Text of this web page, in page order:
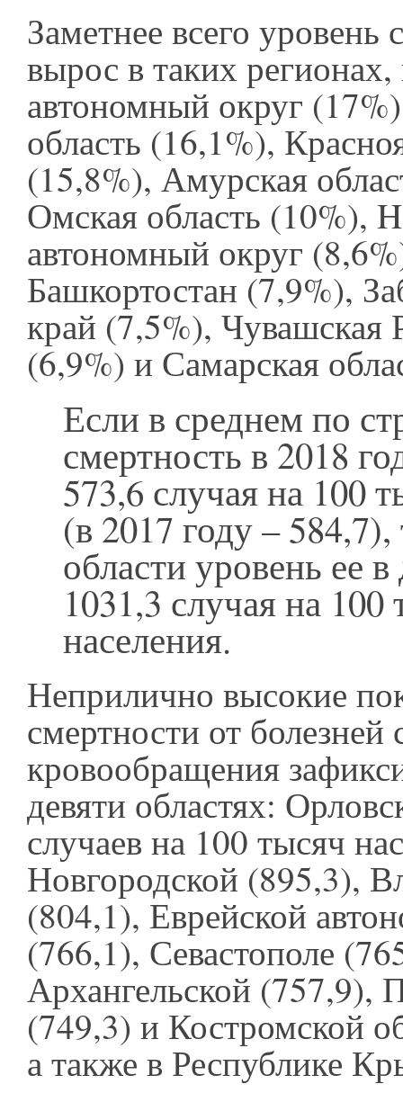
Заметнее всего уровень
вырос в таких
автономный округ
область (16,1%),
(15,8%), Амурская
Омская область (10%),
автономный округ
Башкортостан (7,9%),
край (7,5%), Чувашская
(6,9%) и Самарская
Если в среднем по
смертность в 2018
573,6 случая на 100
(в 2017 году –
области уровень ее
1031,3 случая на 100
населения.
Неприлично высокие
смертности от болезней
кровообращения
девяти областях:
случаев на 100 тысяч
Новгородской (895,3),
(804,1), Еврейской
(766,1), Севастополе
Архангельской (757,9),
(749,3) и Костромской
а также в Республике